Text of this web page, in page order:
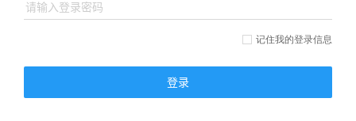
记住我的登录信息
登录